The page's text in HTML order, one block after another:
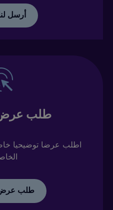
أرسل
طلب
اطلب عرضا توضيحيا
طلب